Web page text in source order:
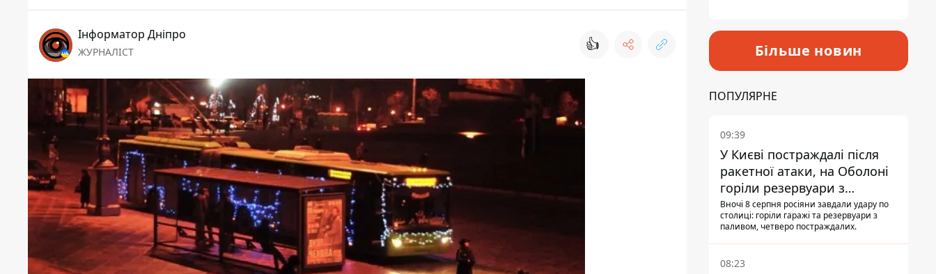
Інформатор Дніпро
ЖУРНАЛІСТ 👍 Більше новин
ПОПУЛЯРНЕ
09:39
У Києві постраждалі після
ракетної атаки, на Оболоні
горіли резервуари з
паливом
Вночі 8 серпня росіяни завдали удару по
столиці: горіли гаражі та резервуари з
паливом, четверо постраждалих.
08:23